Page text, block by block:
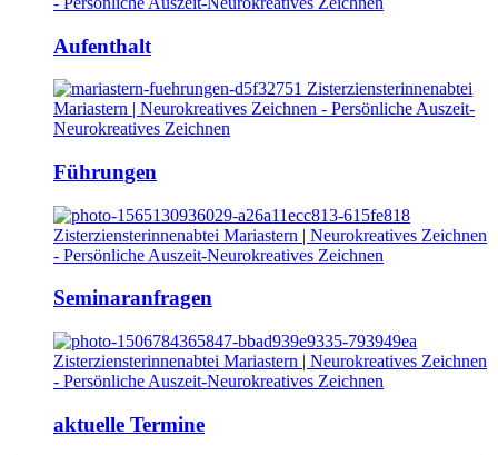
Aufenthalt
Führungen
Seminaranfragen
aktuelle Termine